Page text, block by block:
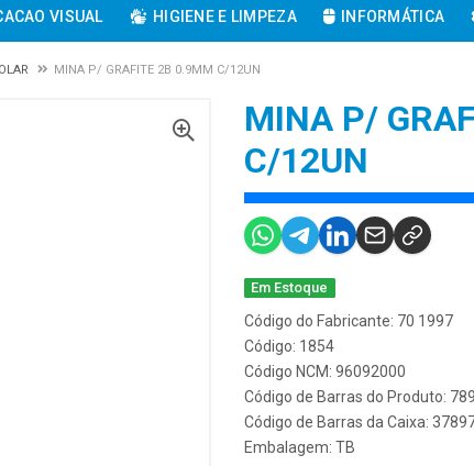
VISUAL HIGIENE E LIMPEZA INFORMÁTICA
MINA P/ GRAFITE 2B 0.9MM C/12UN
MINA P/
C/12UN
Em Estoque
Código do Fabricante: 70 1997
Código: 1854
Código NCM: 96092000
Código de Barras do Produto:
Código de Barras da Caixa:
Embalagem: TB